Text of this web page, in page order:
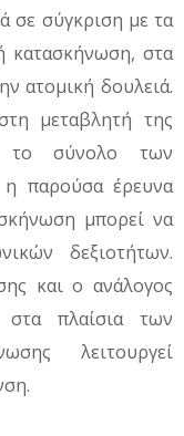
σε σύγκριση με τα
κατασκήνωση, στα
ατομική δουλειά.
μεταβλητή της
το σύνολο των
η παρούσα έρευνα
μπορεί να
δεξιοτήτων.
και ο ανάλογος
στα πλαίσια των
λειτουργεί